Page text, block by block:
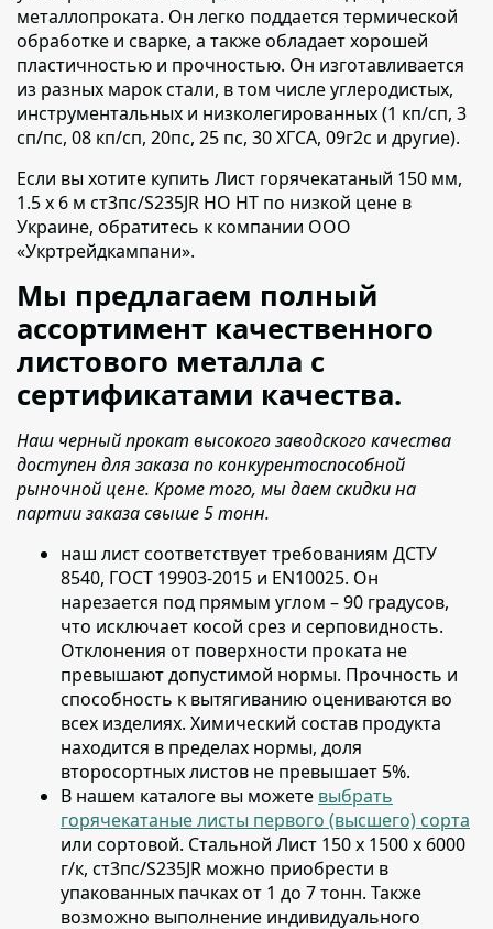
металлопроката. Он легко поддается термической
обработке и сварке, а также обладает хорошей
пластичностью и прочностью. Он изготавливается
из разных марок стали, в том числе углеродистых,
инструментальных и низколегированных (1 кп/сп, 3
сп/пс, 08 кп/сп, 20пс, 25 пс, 30 ХГСА, 09г2с и другие).
Если вы хотите купить Лист горячекатаный 150 мм,
1.5 х 6 м ст3пс/S235JR НО НТ по низкой цене в
Украине, обратитесь к компании ООО
«Укртрейдкампани».
Мы предлагаем полный
ассортимент качественного
листового металла с
сертификатами качества.
Наш черный прокат высокого заводского качества
доступен для заказа по конкурентоспособной
рыночной цене. Кроме того, мы даем скидки на
партии заказа свыше 5 тонн.
наш лист соответствует требованиям ДСТУ
8540, ГОСТ 19903-2015 и EN10025. Он
нарезается под прямым углом – 90 градусов,
что исключает косой срез и серповидность.
Отклонения от поверхности проката не
превышают допустимой нормы. Прочность и
способность к вытягиванию оцениваются во
всех изделиях. Химический состав продукта
находится в пределах нормы, доля
второсортных листов не превышает 5%.
В нашем каталоге вы можете выбрать
горячекатаные листы первого (высшего) сорта
или сортовой. Стальной Лист 150 х 1500 х 6000
г/к, ст3пс/S235JR можно приобрести в
упакованных пачках от 1 до 7 тонн. Также
возможно выполнение индивидуального